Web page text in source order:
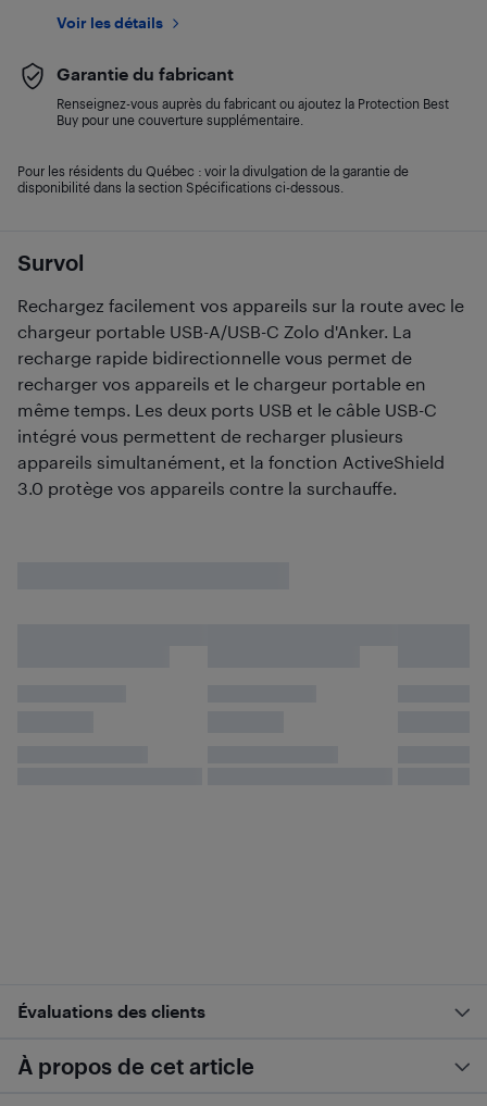
Survol
Rechargez facilement vos appareils sur la route avec le
chargeur portable USB-A/USB-C Zolo d'Anker. La
recharge rapide bidirectionnelle vous permet de
recharger vos appareils et le chargeur portable en
même temps. Les deux ports USB et le câble USB-C
intégré vous permettent de recharger plusieurs
appareils simultanément, et la fonction ActiveShield
3.0 protège vos appareils contre la surchauffe.
Voir les détails
Garantie du fabricant
Renseignez-vous auprès du fabricant ou ajoutez la Protection Best
Buy pour une couverture supplémentaire.
Pour les résidents du Québec : voir la divulgation de la garantie de
disponibilité dans la section Spécifications ci-dessous.
Évaluations des clients
À propos de cet article